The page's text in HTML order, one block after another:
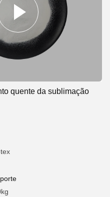
quente da sublimação